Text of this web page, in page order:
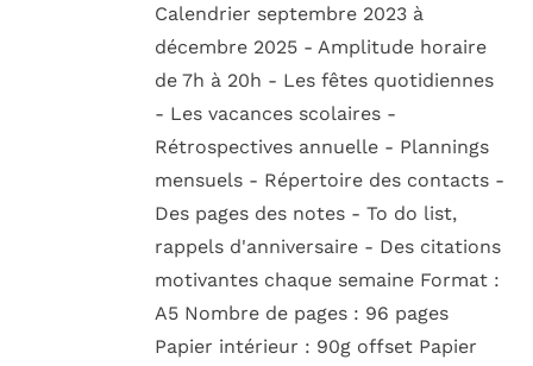
Calendrier septembre 2023 à
décembre 2025 - Amplitude horaire
de 7h à 20h - Les fêtes quotidiennes
- Les vacances scolaires -
Rétrospectives annuelle - Plannings
mensuels - Répertoire des contacts -
Des pages des notes - To do list,
rappels d'anniversaire - Des citations
motivantes chaque semaine Format :
A5 Nombre de pages : 96 pages
Papier intérieur : 90g offset Papier